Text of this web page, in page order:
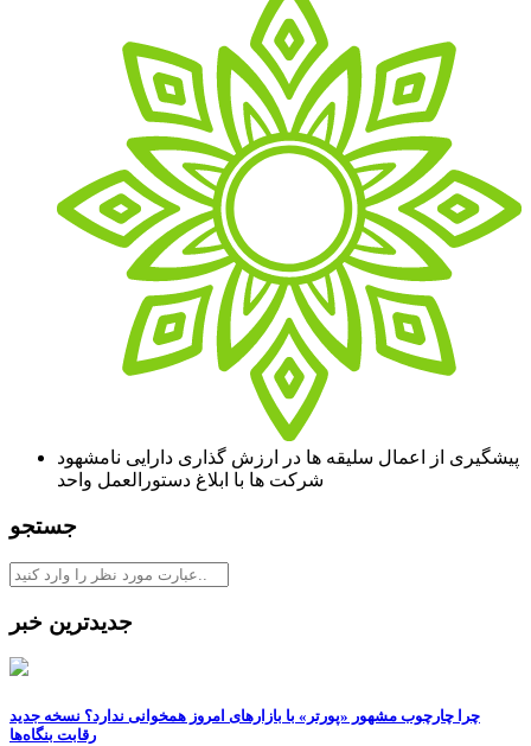
پیشگیری از اعمال سلیقه ها در ارزش گذاری دارایی نامشهود
شرکت ها با ابلاغ دستورالعمل واحد
جستجو
جدیدترین خبر
چرا چارچوب مشهور «پورتر» با بازارهای امروز همخوانی ندارد؟ نسخه جدید
رقابت‌ بنگاه‌ها